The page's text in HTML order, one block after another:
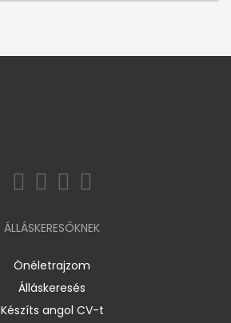
ÁLLÁSKERESŐKNEK
Önéletrajzom
Álláskeresés
Készíts angol CV-t